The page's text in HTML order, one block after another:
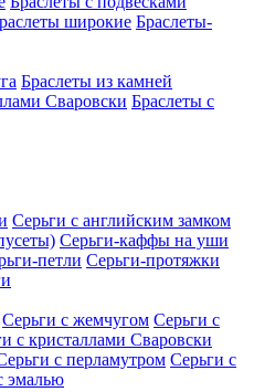
широкие Браслеты-
Браслеты из камней
Сваровски Браслеты с
Серьги с английским замком
Серьги-каффы на уши
петли Серьги-протяжки
Серьги с жемчугом Серьги с
с кристаллами Сваровски
с перламутром Серьги с
эмалью